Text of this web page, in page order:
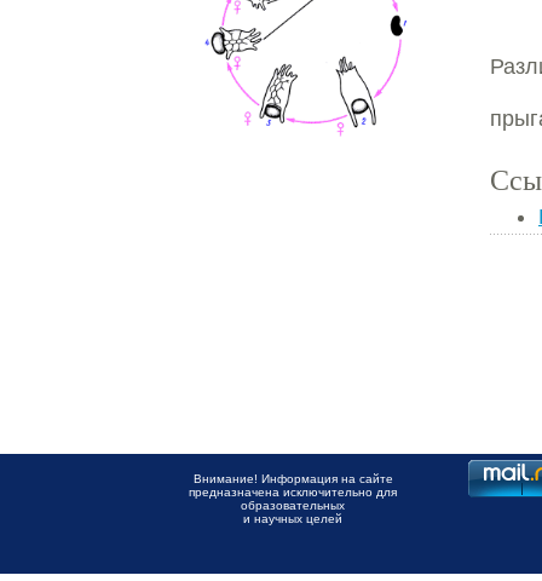
Внимание! Информация на сайте
предназначена исключительно для
образовательных
и научных целей